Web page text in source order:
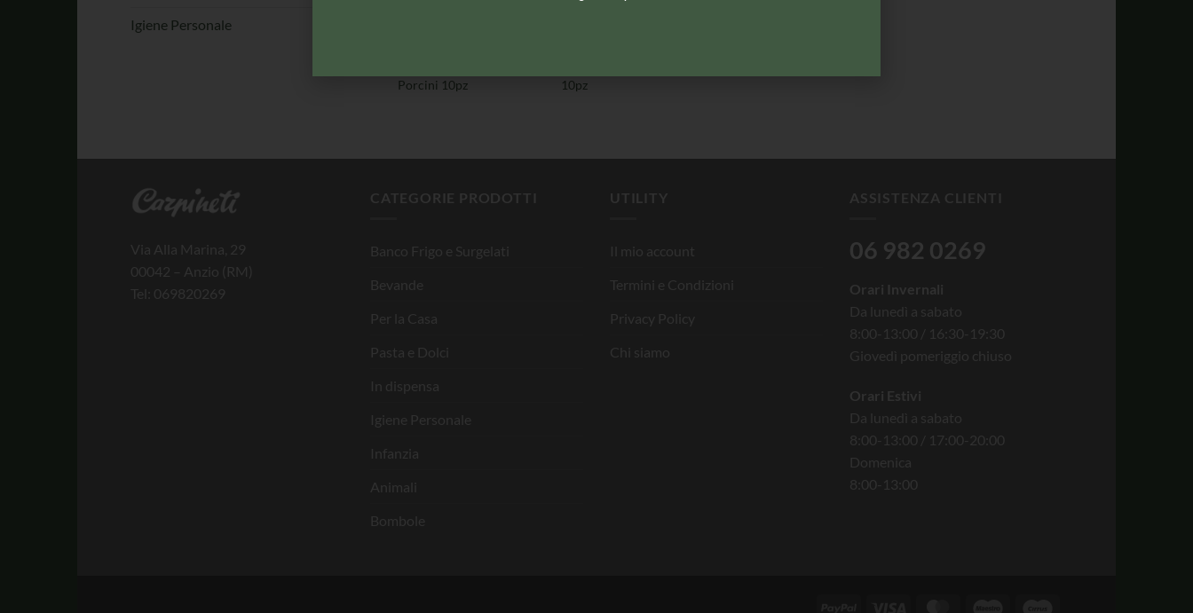
Igiene Personale
Porcini 10pz
10pz
Via Alla Marina, 29
00042 – Anzio (RM)
Tel: 069820269
CATEGORIE PRODOTTI
Banco Frigo e Surgelati
Bevande
Per la Casa
Pasta e Dolci
In dispensa
Igiene Personale
Infanzia
Animali
Bombole
UTILITY
Il mio account
Termini e Condizioni
Privacy Policy
Chi siamo
ASSISTENZA CLIENTI
06 982 0269
Orari Invernali
Da lunedì a sabato
8:00-13:00 / 16:30-19:30
Giovedì pomeriggio chiuso
Orari Estivi
Da lunedì a sabato
8:00-13:00 / 17:00-20:00
Domenica
8:00-13:00